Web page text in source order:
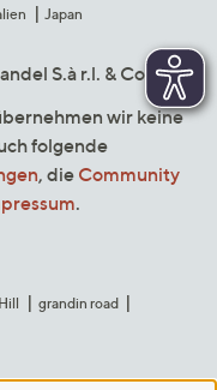
Japan
S.à r.l. & Co. KG
wir keine
folgende
, die Community
.
grandin road